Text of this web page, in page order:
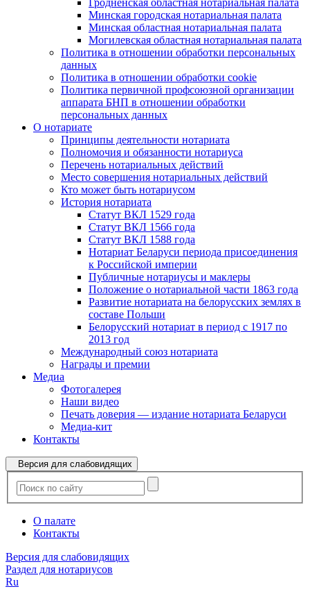
Гродненская областная нотариальная палата
Минская городская нотариальная палата
Минская областная нотариальная палата
Могилевская областная нотариальная палата
Политика в отношении обработки персональных
данных
Политика в отношении обработки cookie
Политика первичной профсоюзной организации
аппарата БНП в отношении обработки
персональных данных
О нотариате
Принципы деятельности нотариата
Полномочия и обязанности нотариуса
Перечень нотариальных действий
Место совершения нотариальных действий
Кто может быть нотариусом
История нотариата
Статут ВКЛ 1529 года
Статут ВКЛ 1566 года
Статут ВКЛ 1588 года
Нотариат Беларуси периода присоединения
к Российской империи
Публичные нотариусы и маклеры
Положение о нотариальной части 1863 года
Развитие нотариата на белорусских землях в
составе Польши
Белорусский нотариат в период с 1917 по
2013 год
Международный союз нотариата
Награды и премии
Медиа
Фотогалерея
Наши видео
Печать доверия — издание нотариата Беларуси
Медиа-кит
Контакты
Версия для слабовидящих
О палате
Контакты
Версия для слабовидящих
Раздел для нотариусов
Ru